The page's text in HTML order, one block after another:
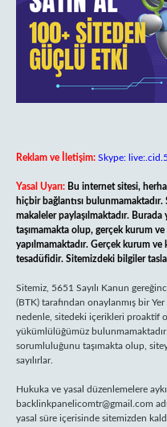
Reklam ve İletişim: Skype:
Yasal Uyarı: Bu internet sitesi,
hiçbir bağlantısı bulunmamaktadır.
makaleler paylaşılmaktadır.
taşımamakta olup, gerçek kurum ve
yapılmamaktadır. Gerçek kurum
tesadüfidir. Sitemizdeki bilgiler
Sitemiz, 5651 Sayılı Kanun
(BTK) tarafından onaylanmış bir
nedenle, sitedeki içerikleri proaktif
yükümlülüğümüz
sorumluluğunu taşımakta olup,
sayılırlar.
Hukuka ve yasal düzenlemelere
backlinkpanelicomtr@gmail.com
yasal süre içerisinde sitemizden